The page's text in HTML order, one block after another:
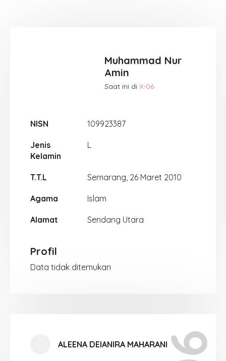
Muhammad Nur
Amin
Saat ini di X-06
NISN 109923387
Jenis
Kelamin
L
T.T.L Semarang, 26 Maret 2010
Agama Islam
Alamat Sendang Utara
Profil
Data tidak ditemukan
ALEENA DEIANIRA MAHARANI